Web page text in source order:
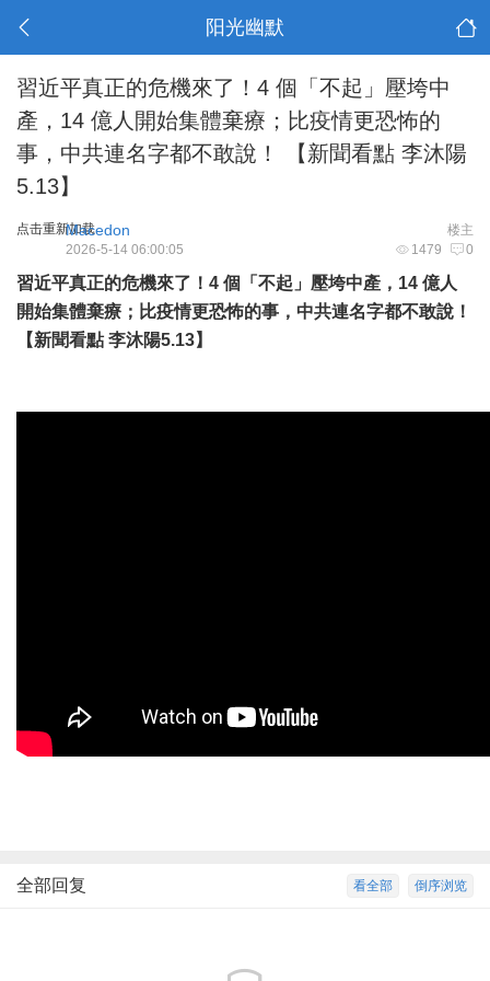
阳光幽默
習近平真正的危機來了！4 個「不起」壓垮中
產，14 億人開始集體棄療；比疫情更恐怖的
事，中共連名字都不敢說！ 【新聞看點 李沐陽
5.13】
点击重新加载 楼主
Macedon
1479 0
2026-5-14 06:00:05
習近平真正的危機來了！4 個「不起」壓垮中產，14 億人
開始集體棄療；比疫情更恐怖的事，中共連名字都不敢說！
【新聞看點 李沐陽5.13】
倒序浏览
看全部
全部回复